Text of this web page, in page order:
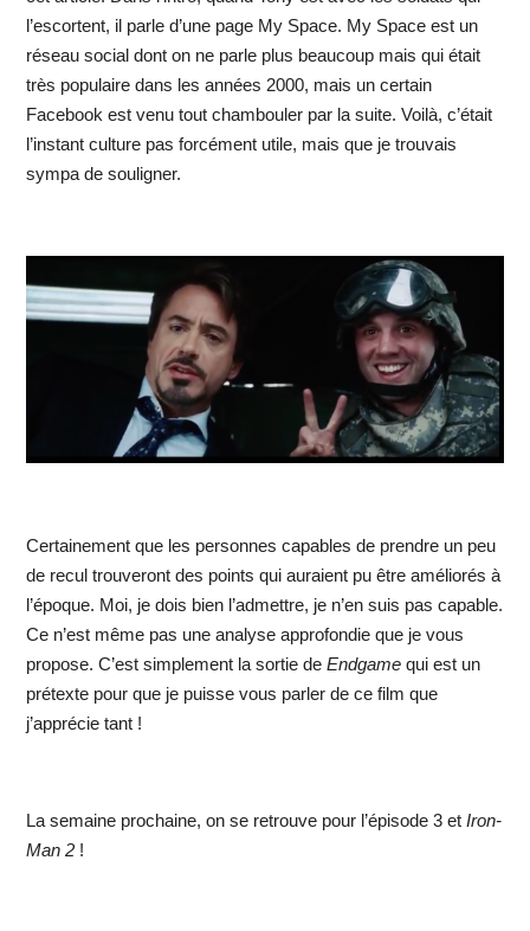
l’escortent, il parle d’une page My Space. My Space est un
réseau social dont on ne parle plus beaucoup mais qui était
très populaire dans les années 2000, mais un certain
Facebook est venu tout chambouler par la suite. Voilà, c’était
l’instant culture pas forcément utile, mais que je trouvais
sympa de souligner.
Certainement que les personnes capables de prendre un peu
de recul trouveront des points qui auraient pu être améliorés à
l’époque. Moi, je dois bien l’admettre, je n’en suis pas capable.
Ce n’est même pas une analyse approfondie que je vous
propose. C’est simplement la sortie de Endgamequi est un
prétexte pour que je puisse vous parler de ce film que
j’apprécie tant !
La semaine prochaine, on se retrouve pour l’épisode 3 et Iron-
Man 2!